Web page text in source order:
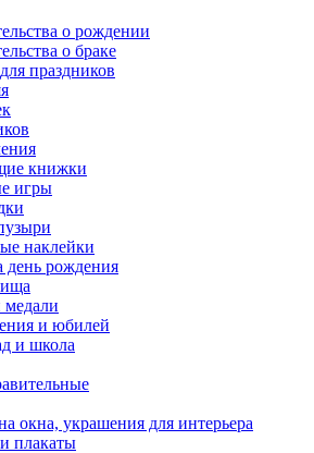
о рождении
о браке
праздников
книжки
игры
наклейки
день рождения
медали
и юбилей
и школа
окна, украшения для интерьера
плакаты